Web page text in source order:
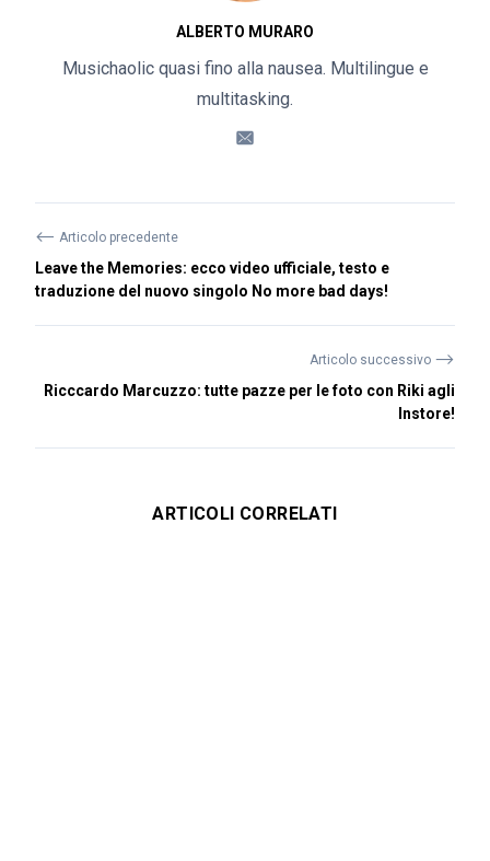
ALBERTO MURARO
Musichaolic quasi fino alla nausea. Multilingue e
multitasking.
⟵ Articolo precedente
Leave the Memories: ecco video ufficiale, testo e
traduzione del nuovo singolo No more bad days!
Articolo successivo ⟶
Ricccardo Marcuzzo: tutte pazze per le foto con Riki agli
Instore!
ARTICOLI CORRELATI